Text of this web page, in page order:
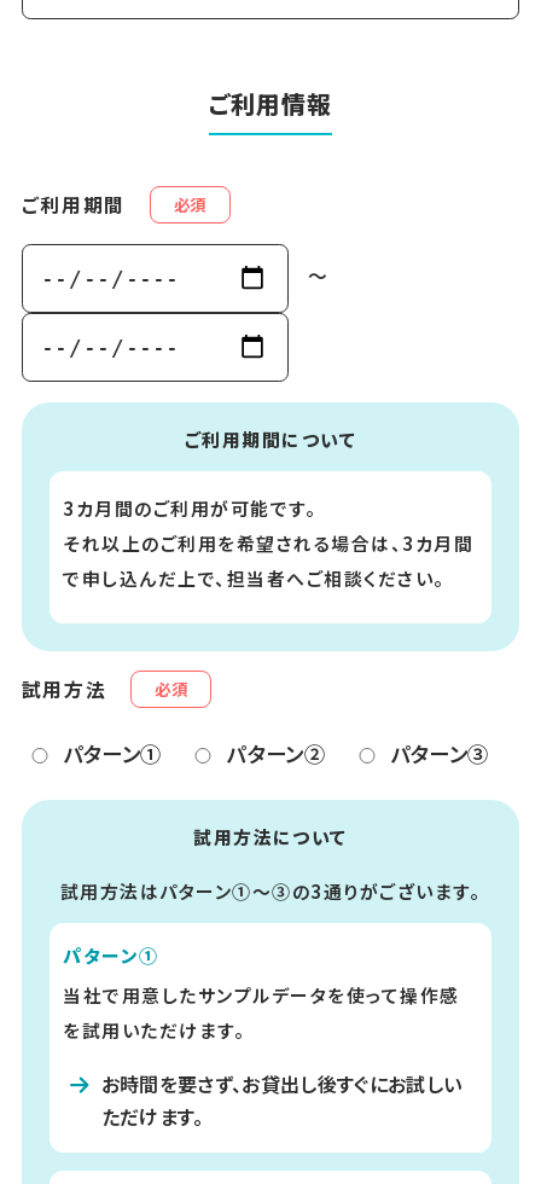
ご利用情報
ご利用期間 必須
～
ご利用期間について
3カ月間のご利用が可能です。
それ以上のご利用を希望される場合は、3カ月間
で申し込んだ上で、担当者へご相談ください。
試用方法 必須
パターン① パターン② パターン③
試用方法について
試用方法はパターン①～③の3通りがございます。
パターン①
当社で用意したサンプルデータを使って操作感
を試用いただけます。
お時間を要さず、お貸出し後すぐにお試しい
ただけます。